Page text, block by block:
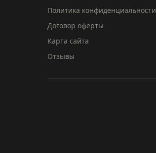
Политика конфиденциальности
Договор оферты
Карта сайта
Отзывы